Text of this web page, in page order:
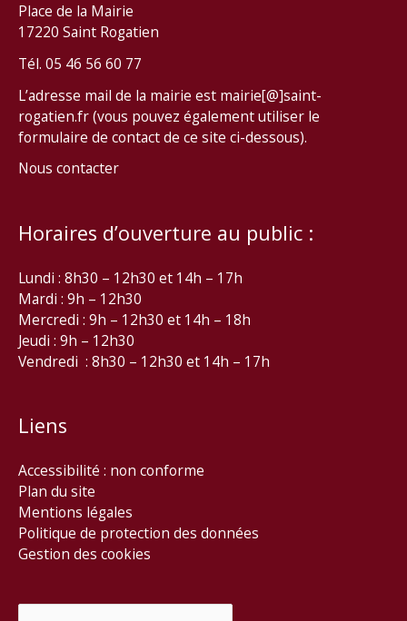
Place de la Mairie
17220 Saint Rogatien
Tél. 05 46 56 60 77
L’adresse mail de la mairie est mairie[@]saint-
rogatien.fr (vous pouvez également utiliser le
formulaire de contact de ce site ci-dessous).
Nous contacter
Horaires d’ouverture au public :
Lundi : 8h30 – 12h30 et 14h – 17h
Mardi : 9h – 12h30
Mercredi : 9h – 12h30 et 14h – 18h
Jeudi : 9h – 12h30
Vendredi : 8h30 – 12h30 et 14h – 17h
Liens
Accessibilité : non conforme
Plan du site
Mentions légales
Politique de protection des données
Gestion des cookies